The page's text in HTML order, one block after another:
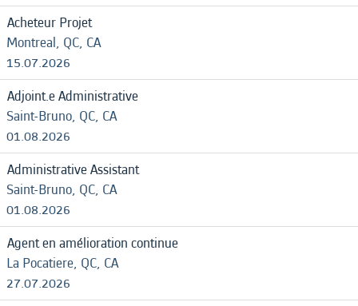
Acheteur Projet
Montreal, QC, CA
15.07.2026
Adjoint.e Administrative
Saint-Bruno, QC, CA
01.08.2026
Administrative Assistant
Saint-Bruno, QC, CA
01.08.2026
Agent en amélioration continue
La Pocatiere, QC, CA
27.07.2026